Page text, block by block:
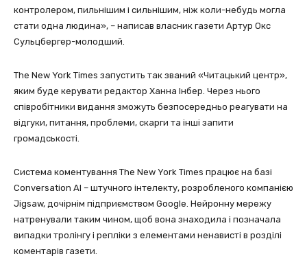
контролером, пильнішим і сильнішим, ніж коли-небудь могла
стати одна людина», – написав власник газети Артур Окс
Сульцбергер-молодший.
The New York Times запустить так званий «Читацький центр»,
яким буде керувати редактор Ханна Інбер. Через нього
співробітники видання зможуть безпосередньо реагувати на
відгуки, питання, проблеми, скарги та інші запити
громадськості.
Система коментування The New York Times працює на базі
Conversation AI – штучного інтелекту, розробленого компанією
Jigsaw, дочірнім підприємством Google. Нейронну мережу
натренували таким чином, щоб вона знаходила і позначала
випадки тролінгу і репліки з елементами ненависті в розділі
коментарів газети.